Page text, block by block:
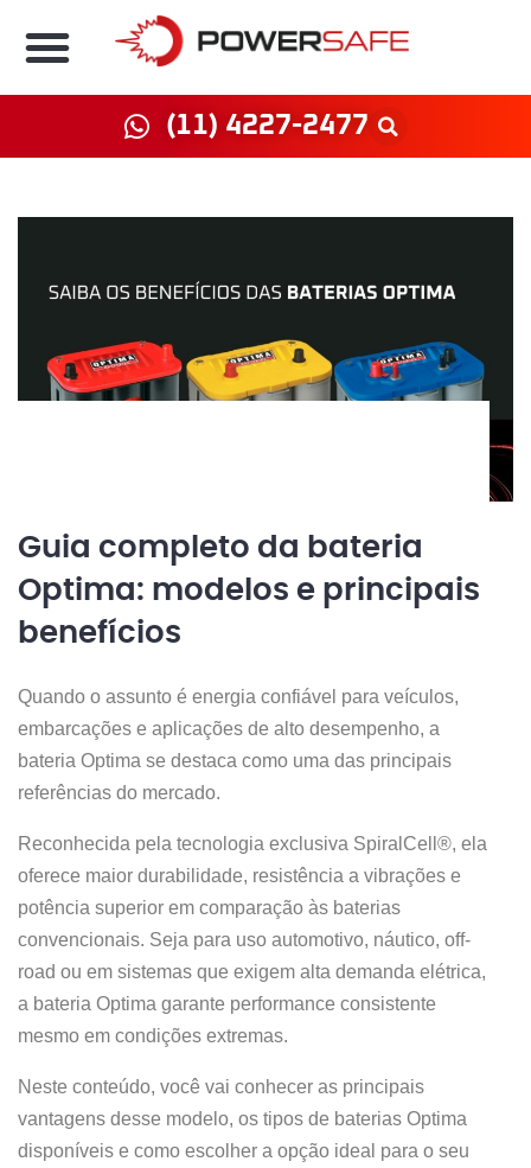
(11) 4227-2477
Guia completo da bateria
Optima: modelos e principais
benefícios
Quando o assunto é energia confiável para veículos,
embarcações e aplicações de alto desempenho, a
bateria Optima se destaca como uma das principais
referências do mercado.
Reconhecida pela tecnologia exclusiva SpiralCell®, ela
oferece maior durabilidade, resistência a vibrações e
potência superior em comparação às baterias
convencionais. Seja para uso automotivo, náutico, off-
road ou em sistemas que exigem alta demanda elétrica,
a bateria Optima garante performance consistente
mesmo em condições extremas.
Neste conteúdo, você vai conhecer as principais
vantagens desse modelo, os tipos de baterias Optima
disponíveis e como escolher a opção ideal para o seu